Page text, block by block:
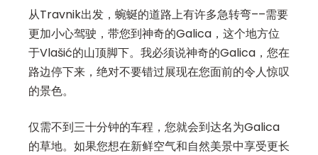
从Travnik出发，蜿蜒的道路上有许多急转弯––需要
更加小心驾驶，带您到神奇的Galica，这个地方位
于Vlašić的山顶脚下。我必须说神奇的Galica，您在
路边停下来，绝对不要错过展现在您面前的令人惊叹
的景色。
仅需不到三十分钟的车程，您就会到达名为Galica
的草地。如果您想在新鲜空气和自然美景中享受更长